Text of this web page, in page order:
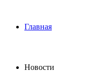
Главная
Новости